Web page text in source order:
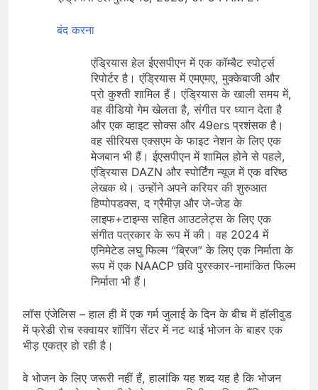
become CEO
Doximity shares
double. Here’s what’s
driving it
9 Hours Ago
बंद करना
एंड्रियास हेल ईएसपीएन में एक कॉम्बैट स्पोर्ट्स
रिपोर्टर है। एंड्रियास में एमएमए, मुक्केबाजी और
प्रो कुश्ती शामिल हैं। एंड्रियास के खाली समय में,
वह वीडियो गेम खेलता है, संगीत पर ध्यान देता है
और एक व्हाइट सोक्स और 49ers प्रशंसक है।
वह सीरियस एक्सएम के फाइट नेशन के लिए एक
मेजबान भी हैं। ईएसपीएन में शामिल होने से पहले,
एंड्रियास DAZN और स्पोर्टिंग न्यूज में एक वरिष्ठ
लेखक थे। उन्होंने अपने करियर की शुरुआत
हिप्पोपडक्स, द ग्रैमीज़ और जे-जेड के
लाइफ+टाइम्स सहित आउटलेट्स के लिए एक
संगीत पत्रकार के रूप में की। वह 2024 में
एनिमेटेड लघु फिल्म “ब्रिज” के लिए एक निर्माता के
रूप में एक NAACP छवि पुरस्कार-नामांकित फिल्म
निर्माता भी हैं।
लॉस एंजेलिस – हाल ही में एक गर्म जुलाई के दिन के बीच में हॉलीवुड
में फ्रेडी रोच स्क्वायर शॉपिंग सेंटर में नट थाई भोजन के बाहर एक
भीड़ एकत्र हो रही है।
वे भोजन के लिए जरूरी नहीं हैं, हालांकि यह शब्द यह है कि भोजन